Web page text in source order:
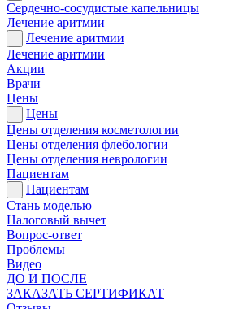
Сердечно-сосудистые капельницы
Лечение аритмии
Лечение аритмии
Лечение аритмии
Акции
Врачи
Цены
Цены
Цены отделения косметологии
Цены отделения флебологии
Цены отделения неврологии
Пациентам
Пациентам
Стань моделью
Налоговый вычет
Вопрос-ответ
Проблемы
Видео
ДО И ПОСЛЕ
ЗАКАЗАТЬ СЕРТИФИКАТ